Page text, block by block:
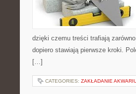
dzięki czemu treści trafiają
dopiero stawiają pierwsze kroki.
[…]
CATEGORIES: ZAKŁADANIE